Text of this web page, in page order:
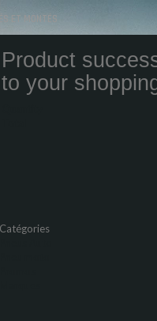
ET MONTÉS
Product
to your
Catégories